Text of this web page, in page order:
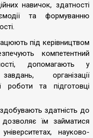
навичок, здатності
та формуванню
під керівництвом
компетентний
допомагають у
організації
роботи та підготовці
здатність до
їм займатися
науково-